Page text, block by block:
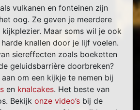
vulkanen en fonteinen zijn
oog. Ze geven je meerdere
Maar soms wil je ook
knallen door je lijf voelen.
siereffecten zoals boeketten
geluidsbarrière doorbreken?
om een kijkje te nemen bij
en knalcakes. Het beste van
Bekijk onze video’s bij de